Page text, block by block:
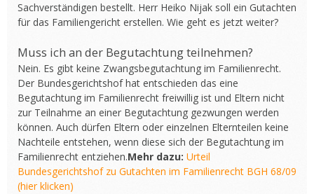
Sachverständigen bestellt. Herr Heiko Nijak soll ein Gutachten
für das Familiengericht erstellen. Wie geht es jetzt weiter?
Muss ich an der Begutachtung teilnehmen?
Nein. Es gibt keine Zwangsbegutachtung im Familienrecht.
Der Bundesgerichtshof hat entschieden das eine
Begutachtung im Familienrecht freiwillig ist und Eltern nicht
zur Teilnahme an einer Begutachtung gezwungen werden
können. Auch dürfen Eltern oder einzelnen Elternteilen keine
Nachteile entstehen, wenn diese sich der Begutachtung im
Familienrecht entziehen.Mehr dazu: Urteil
Bundesgerichtshof zu Gutachten im Familienrecht BGH 68/09
(hier klicken)